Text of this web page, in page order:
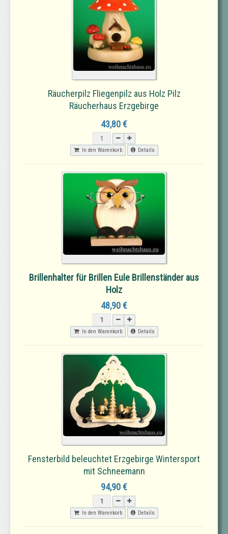
Räucherpilz Fliegenpilz aus Holz Pilz
Räucherhaus Erzgebirge
43,80 €
In den Warenkorb Details
Brillenhalter für Brillen Eule Brillenständer aus
Holz
48,90 €
In den Warenkorb Details
Fensterbild beleuchtet Erzgebirge Wintersport
mit Schneemann
94,90 €
In den Warenkorb Details